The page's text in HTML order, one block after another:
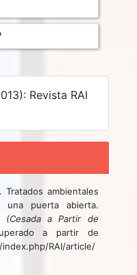
Revista RAI
ambientales
una puerta abierta.
(Cesada a Partir de
a partir de
RAI/article/